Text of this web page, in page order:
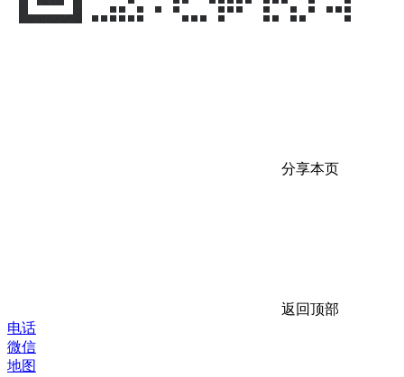
分享本页
返回顶部
电话
微信
地图